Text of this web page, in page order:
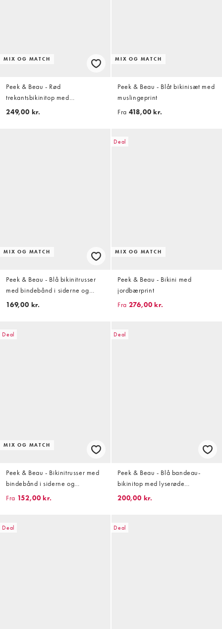
MIX OG MATCH
Peek & Beau - Rød
trekantsbikinitop med
sløjfedetalje og gingham-tern
249,00 kr.
MIX OG MATCH
Peek & Beau - Blåt bikinisæt med
muslingeprint
Fra 418,00 kr.
MIX OG MATCH
Peek & Beau - Blå bikinitrusser
med bindebånd i siderne og
skalprint
169,00 kr.
Deal
MIX OG MATCH
Peek & Beau - Bikini med
jordbærprint
Fra 276,00 kr.
Deal
MIX OG MATCH
Peek & Beau - Bikinitrusser med
bindebånd i siderne og
jordbærprint
Fra 152,00 kr.
Deal
Peek & Beau - Blå bandeau-
bikinitop med lyserøde
kontrasterende polkaprikker
200,00 kr.
Deal Deal